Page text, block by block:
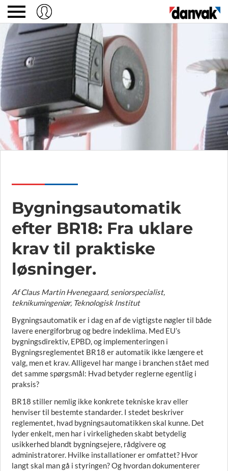
Bygningsautomatik
efter BR18: Fra uklare
krav til praktiske
løsninger.
Af Claus Martin Hvenegaard, seniorspecialist,
teknikumingeniør, Teknologisk Institut
Bygningsautomatik er i dag en af de vigtigste nøgler til både
lavere energiforbrug og bedre indeklima. Med EU’s
bygningsdirektiv, EPBD, og implementeringen i
Bygningsreglementet BR18 er automatik ikke længere et
valg, men et krav. Alligevel har mange i branchen stået med
det samme spørgsmål: Hvad betyder reglerne egentlig i
praksis?
BR18 stiller nemlig ikke konkrete tekniske krav eller
henviser til bestemte standarder. I stedet beskriver
reglementet, hvad bygningsautomatikken skal kunne. Det
lyder enkelt, men har i virkeligheden skabt betydelig
usikkerhed blandt bygningsejere, rådgivere og
administratorer. Hvilke installationer er omfattet? Hvor
langt skal man gå i styringen? Og hvordan dokumenterer